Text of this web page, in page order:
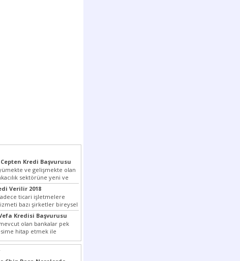
Kredi Başvurusu
ve gelişmekte olan
sektörüne yeni ve
yapmış olan...
Verilir 2018
ticari işletmelere
bazı şirketler bireysel
Senetle kredi...
Kredisi Başvurusu
olan bankalar pek
hitap etmek ile
son...